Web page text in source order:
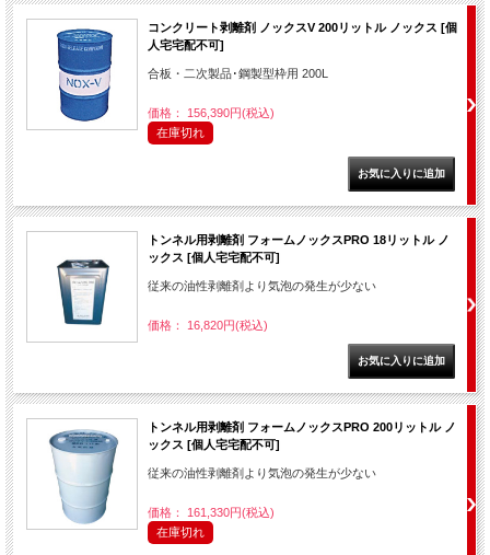
コンクリート剥離剤 ノックスV 200リットル ノックス [個
人宅宅配不可]
合板・二次製品･鋼製型枠用 200L
価格： 156,390円(税込)
在庫切れ
トンネル用剥離剤 フォームノックスPRO 18リットル ノ
ックス [個人宅宅配不可]
従来の油性剥離剤より気泡の発生が少ない
価格： 16,820円(税込)
トンネル用剥離剤 フォームノックスPRO 200リットル ノ
ックス [個人宅宅配不可]
従来の油性剥離剤より気泡の発生が少ない
価格： 161,330円(税込)
在庫切れ